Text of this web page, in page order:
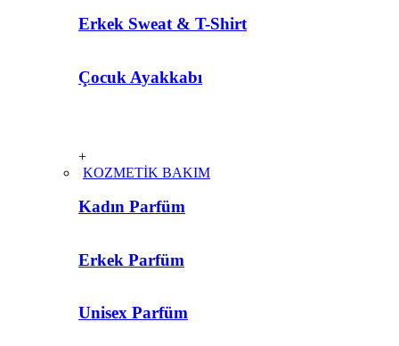
Erkek Sweat & T-Shirt
Çocuk Ayakkabı
+
KOZMETİK BAKIM
Kadın Parfüm
Erkek Parfüm
Unisex Parfüm